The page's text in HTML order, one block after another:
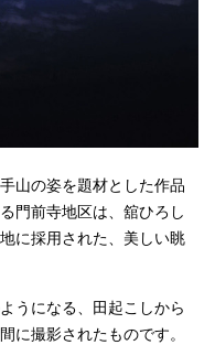
山の姿を題材とした作品
門前寺地区は、舘ひろし
に採用された、美しい眺
うになる、田起こしから
に撮影されたものです。